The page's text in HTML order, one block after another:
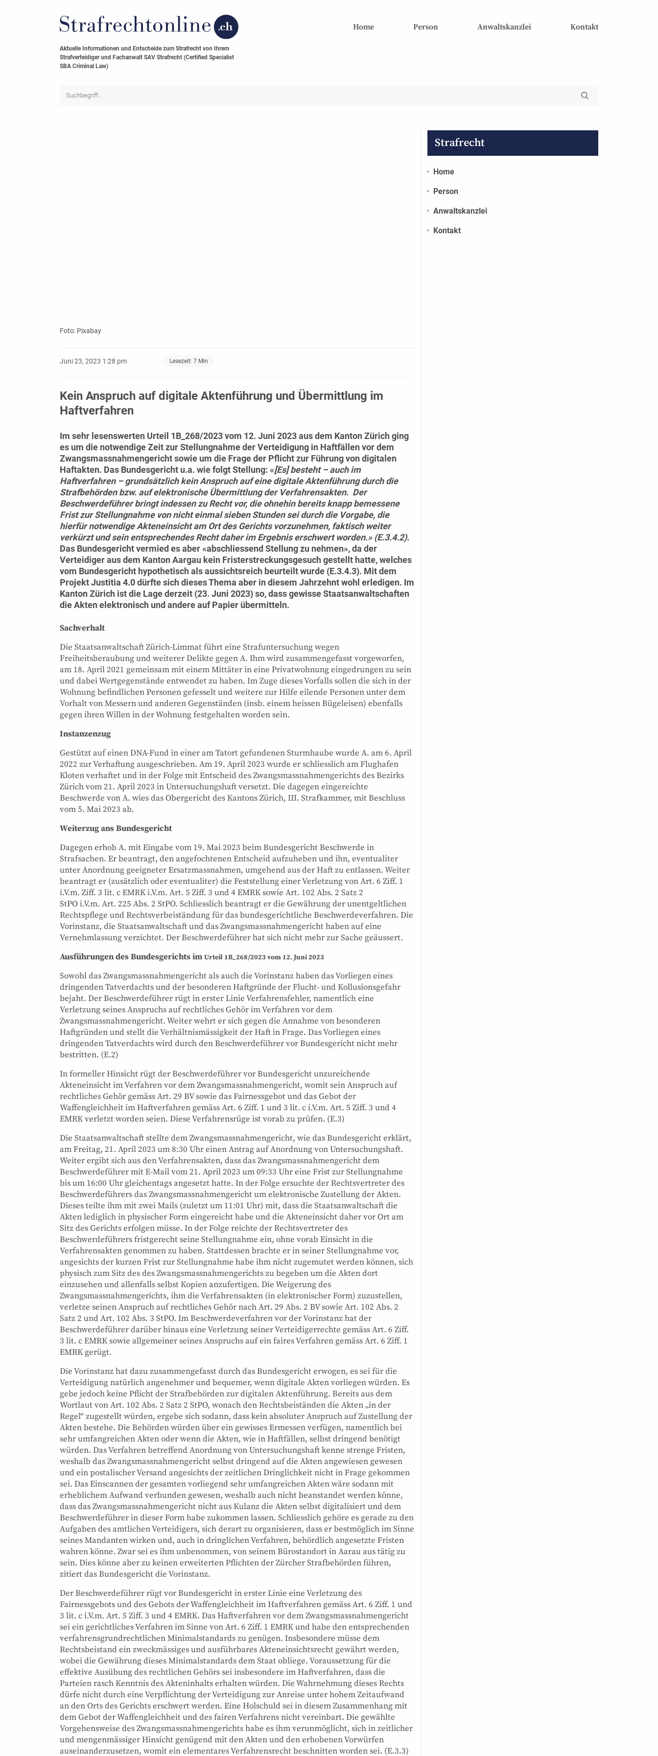
Aktuelle Informationen und Entscheide zum Strafrecht von Ihrem
Strafverteidiger und Fachanwalt SAV Strafrecht (Certified Specialist
SBA Criminal Law)
Home Person Anwaltskanzlei Kontakt
Foto: Pixabay
Juni 23, 2023 1:28 pm Lesezeit: 7 Min
Kein Anspruch auf digitale Aktenführung und Übermittlung im
Haftverfahren
Im sehr lesenswerten Urteil 1B_268/2023 vom 12. Juni 2023aus dem Kanton Zürich ging
es um die notwendige Zeit zur Stellungnahme der Verteidigung in Haftfällen vor dem
Zwangsmassnahmengericht sowie um die Frage der Pflicht zur Führung von digitalen
Haftakten. Das Bundesgericht u.a. wie folgt Stellung: «[Es] besteht – auch im
Haftverfahren – grundsätzlich kein Anspruch auf eine digitale Aktenführung durch die
Strafbehörden bzw. auf elektronische Übermittlung der Verfahrensakten. Der
Beschwerdeführer bringt indessen zu Recht vor, die ohnehin bereits knapp bemessene
Frist zur Stellungnahme von nicht einmal sieben Stunden sei durch die Vorgabe, die
hierfür notwendige Akteneinsicht am Ort des Gerichts vorzunehmen, faktisch weiter
verkürzt und sein entsprechendes Recht daher im Ergebnis erschwert worden.» (E.3.4.2).
Das Bundesgericht vermied es aber «abschliessend Stellung zu nehmen», da der
Verteidiger aus dem Kanton Aargau kein Fristerstreckungsgesuch gestellt hatte, welches
vom Bundesgericht hypothetisch als aussichtsreich beurteilt wurde (E.3.4.3). Mit dem
Projekt Justitia 4.0 dürfte sich dieses Thema aber in diesem Jahrzehnt wohl erledigen. Im
Kanton Zürich ist die Lage derzeit (23. Juni 2023) so, dass gewisse Staatsanwaltschaften
die Akten elektronisch und andere auf Papier übermitteln.
Sachverhalt
Die Staatsanwaltschaft Zürich-Limmat führt eine Strafuntersuchung wegen
Freiheitsberaubung und weiterer Delikte gegen A. Ihm wird zusammengefasst vorgeworfen,
am 18. April 2021 gemeinsam mit einem Mittäter in eine Privatwohnung eingedrungen zu sein
und dabei Wertgegenstände entwendet zu haben. Im Zuge dieses Vorfalls sollen die sich in der
Wohnung befindlichen Personen gefesselt und weitere zur Hilfe eilende Personen unter dem
Vorhalt von Messern und anderen Gegenständen (insb. einem heissen Bügeleisen) ebenfalls
gegen ihren Willen in der Wohnung festgehalten worden sein.
Instanzenzug
Gestützt auf einen DNA-Fund in einer am Tatort gefundenen Sturmhaube wurde A. am 6. April
2022 zur Verhaftung ausgeschrieben. Am 19. April 2023 wurde er schliesslich am Flughafen
Kloten verhaftet und in der Folge mit Entscheid des Zwangsmassnahmengerichts des Bezirks
Zürich vom 21. April 2023 in Untersuchungshaft versetzt. Die dagegen eingereichte
Beschwerde von A. wies das Obergericht des Kantons Zürich, III. Strafkammer, mit Beschluss
vom 5. Mai 2023 ab.
Weiterzug ans Bundesgericht
Dagegen erhob A. mit Eingabe vom 19. Mai 2023 beim Bundesgericht Beschwerde in
Strafsachen. Er beantragt, den angefochtenen Entscheid aufzuheben und ihn, eventualiter
unter Anordnung geeigneter Ersatzmassnahmen, umgehend aus der Haft zu entlassen. Weiter
beantragt er (zusätzlich oder eventualiter) die Feststellung einer Verletzung von Art. 6 Ziff. 1
i.V.m. Ziff. 3 lit. c EMRK i.V.m. Art. 5 Ziff. 3 und 4 EMRK sowie Art. 102 Abs. 2 Satz 2
StPO i.V.m. Art. 225 Abs. 2 StPO. Schliesslich beantragt er die Gewährung der unentgeltlichen
Rechtspflege und Rechtsverbeiständung für das bundesgerichtliche Beschwerdeverfahren. Die
Vorinstanz, die Staatsanwaltschaft und das Zwangsmassnahmengericht haben auf eine
Vernehmlassung verzichtet. Der Beschwerdeführer hat sich nicht mehr zur Sache geäussert.
Ausführungen des Bundesgerichts im Urteil 1B_268/2023 vom 12. Juni 2023
Sowohl das Zwangsmassnahmengericht als auch die Vorinstanz haben das Vorliegen eines
dringenden Tatverdachts und der besonderen Haftgründe der Flucht- und Kollusionsgefahr
bejaht. Der Beschwerdeführer rügt in erster Linie Verfahrensfehler, namentlich eine
Verletzung seines Anspruchs auf rechtliches Gehör im Verfahren vor dem
Zwangsmassnahmengericht. Weiter wehrt er sich gegen die Annahme von besonderen
Haftgründen und stellt die Verhältnismässigkeit der Haft in Frage. Das Vorliegen eines
dringenden Tatverdachts wird durch den Beschwerdeführer vor Bundesgericht nicht mehr
bestritten. (E.2)
In formeller Hinsicht rügt der Beschwerdeführer vor Bundesgericht unzureichende
Akteneinsicht im Verfahren vor dem Zwangsmassnahmengericht, womit sein Anspruch auf
rechtliches Gehör gemäss Art. 29 BV sowie das Fairnessgebot und das Gebot der
Waffengleichheit im Haftverfahren gemäss Art. 6 Ziff. 1 und 3 lit. c i.V.m. Art. 5 Ziff. 3 und 4
EMRK verletzt worden seien. Diese Verfahrensrüge ist vorab zu prüfen. (E.3)
Die Staatsanwaltschaft stellte dem Zwangsmassnahmengericht, wie das Bundesgericht erklärt,
am Freitag, 21. April 2023 um 8:30 Uhr einen Antrag auf Anordnung von Untersuchungshaft.
Weiter ergibt sich aus den Verfahrensakten, dass das Zwangsmassnahmengericht dem
Beschwerdeführer mit E-Mail vom 21. April 2023 um 09:33 Uhr eine Frist zur Stellungnahme
bis um 16:00 Uhr gleichentags angesetzt hatte. In der Folge ersuchte der Rechtsvertreter des
Beschwerdeführers das Zwangsmassnahmengericht um elektronische Zustellung der Akten.
Dieses teilte ihm mit zwei Mails (zuletzt um 11:01 Uhr) mit, dass die Staatsanwaltschaft die
Akten lediglich in physischer Form eingereicht habe und die Akteneinsicht daher vor Ort am
Sitz des Gerichts erfolgen müsse. In der Folge reichte der Rechtsvertreter des
Beschwerdeführers fristgerecht seine Stellungnahme ein, ohne vorab Einsicht in die
Verfahrensakten genommen zu haben. Stattdessen brachte er in seiner Stellungnahme vor,
angesichts der kurzen Frist zur Stellungnahme habe ihm nicht zugemutet werden können, sich
physisch zum Sitz des des Zwangsmassnahmengerichts zu begeben um die Akten dort
einzusehen und allenfalls selbst Kopien anzufertigen. Die Weigerung des
Zwangsmassnahmengerichts, ihm die Verfahrensakten (in elektronischer Form) zuzustellen,
verletze seinen Anspruch auf rechtliches Gehör nach Art. 29 Abs. 2 BV sowie Art. 102 Abs. 2
Satz 2 und Art. 102 Abs. 3 StPO. Im Beschwerdeverfahren vor der Vorinstanz hat der
Beschwerdeführer darüber hinaus eine Verletzung seiner Verteidigerrechte gemäss Art. 6 Ziff.
3 lit. c EMRK sowie allgemeiner seines Anspruchs auf ein faires Verfahren gemäss Art. 6 Ziff. 1
EMRK gerügt.
Die Vorinstanz hat dazu zusammengefasst durch das Bundesgericht erwogen, es sei für die
Verteidigung natürlich angenehmer und bequemer, wenn digitale Akten vorliegen würden. Es
gebe jedoch keine Pflicht der Strafbehörden zur digitalen Aktenführung. Bereits aus dem
Wortlaut von Art. 102 Abs. 2 Satz 2 StPO, wonach den Rechtsbeiständen die Akten „in der
Regel“ zugestellt würden, ergebe sich sodann, dass kein absoluter Anspruch auf Zustellung der
Akten bestehe. Die Behörden würden über ein gewisses Ermessen verfügen, namentlich bei
sehr umfangreichen Akten oder wenn die Akten, wie in Haftfällen, selbst dringend benötigt
würden. Das Verfahren betreffend Anordnung von Untersuchungshaft kenne strenge Fristen,
weshalb das Zwangsmassnahmengericht selbst dringend auf die Akten angewiesen gewesen
und ein postalischer Versand angesichts der zeitlichen Dringlichkeit nicht in Frage gekommen
sei. Das Einscannen der gesamten vorliegend sehr umfangreichen Akten wäre sodann mit
erheblichem Aufwand verbunden gewesen, weshalb auch nicht beanstandet werden könne,
dass das Zwangsmassnahmengericht nicht aus Kulanz die Akten selbst digitalisiert und dem
Beschwerdeführer in dieser Form habe zukommen lassen. Schliesslich gehöre es gerade zu den
Aufgaben des amtlichen Verteidigers, sich derart zu organisieren, dass er bestmöglich im Sinne
seines Mandanten wirken und, auch in dringlichen Verfahren, behördlich angesetzte Fristen
wahren könne. Zwar sei es ihm unbenommen, von seinem Bürostandort in Aarau aus tätig zu
sein. Dies könne aber zu keinen erweiterten Pflichten der Zürcher Strafbehörden führen,
zitiert das Bundesgericht die Vorinstanz.
Der Beschwerdeführer rügt vor Bundesgericht in erster Linie eine Verletzung des
Fairnessgebots und des Gebots der Waffengleichheit im Haftverfahren gemäss Art. 6 Ziff. 1 und
3 lit. c i.V.m. Art. 5 Ziff. 3 und 4 EMRK. Das Haftverfahren vor dem Zwangsmassnahmengericht
sei ein gerichtliches Verfahren im Sinne von Art. 6 Ziff. 1 EMRK und habe den entsprechenden
verfahrensgrundrechtlichen Minimalstandards zu genügen. Insbesondere müsse dem
Rechtsbeistand ein zweckmässiges und ausführbares Akteneinsichtsrecht gewährt werden,
wobei die Gewährung dieses Minimalstandards dem Staat obliege. Voraussetzung für die
effektive Ausübung des rechtlichen Gehörs sei insbesondere im Haftverfahren, dass die
Parteien rasch Kenntnis des Akteninhalts erhalten würden. Die Wahrnehmung dieses Rechts
dürfe nicht durch eine Verpflichtung der Verteidigung zur Anreise unter hohem Zeitaufwand
an den Orts des Gerichts erschwert werden. Eine Holschuld sei in diesem Zusammenhang mit
dem Gebot der Waffengleichheit und des fairen Verfahrens nicht vereinbart. Die gewählte
Vorgehensweise des Zwangsmassnahmengerichts habe es ihm verunmöglicht, sich in zeitlicher
und mengenmässiger Hinsicht genügend mit den Akten und den erhobenen Vorwürfen
auseinanderzusetzen, womit ein elementares Verfahrensrecht beschnitten worden sei. (E.3.3)
Strafrecht
Home
Person
Anwaltskanzlei
Kontakt